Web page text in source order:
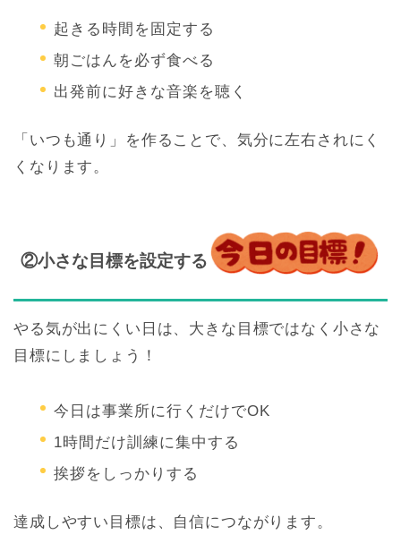
起きる時間を固定する
朝ごはんを必ず食べる
出発前に好きな音楽を聴く
「いつも通り」を作ることで、気分に左右されにく
くなります。
②小さな目標を設定する
やる気が出にくい日は、大きな目標ではなく小さな
目標にしましょう！
今日は事業所に行くだけでOK
1時間だけ訓練に集中する
挨拶をしっかりする
達成しやすい目標は、自信につながります。